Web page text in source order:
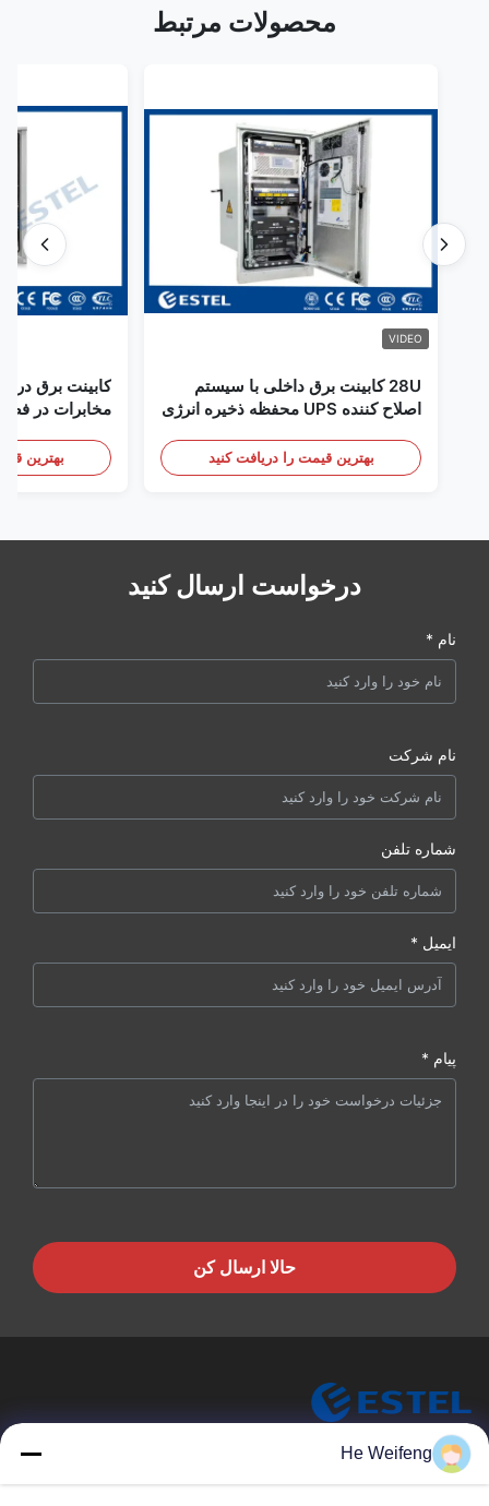
محصولات مرتبط
VIDEO
28U کابینت برق داخلی با سیستم
اصلاح کننده UPS محفظه ذخیره انرژی
بهترین قیمت را دریافت کنید
کابینت برق در
مخابرات در
بهترین
درخواست ارسال کنید
نام *
نام شرکت
شماره تلفن
ایمیل *
پیام *
حالا ارسال کن
ESTEL (GUANGDONG) TECHNOLOGY CO., LTD.
He Weifeng